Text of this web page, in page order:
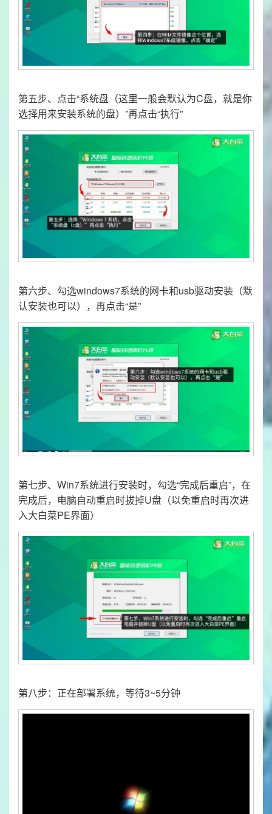
第五步、点击“系统盘（这里一般会默认为C盘，就是你
选择用来安装系统的盘）”再点击“执行”
第六步、勾选windows7系统的网卡和usb驱动安装（默
认安装也可以），再点击“是”
第七步、Win7系统进行安装时，勾选“完成后重启”，在
完成后，电脑自动重启时拔掉U盘（以免重启时再次进
入大白菜PE界面）
第八步：正在部署系统，等待3~5分钟